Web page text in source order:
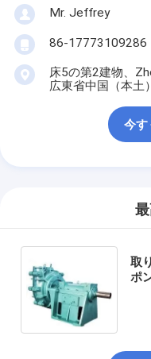
Mr. Jeffrey
86-17773109286
床5の第2建物、
広東省中国（本土）
今す
取
ポ